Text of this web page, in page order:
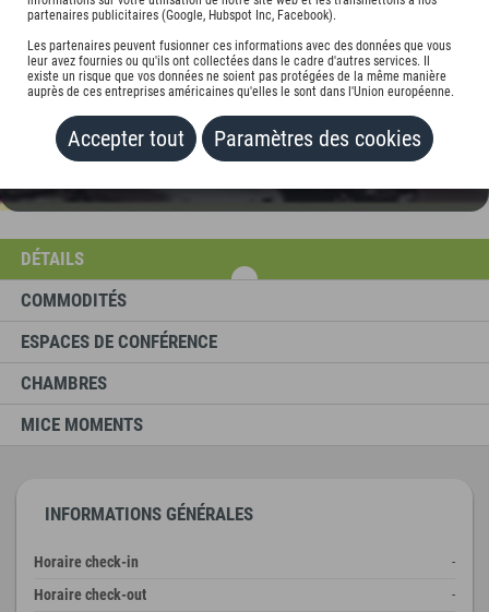
partenaires publicitaires (Google, Hubspot Inc, Facebook).
Les partenaires peuvent fusionner ces informations avec des données que vous
leur avez fournies ou qu'ils ont collectées dans le cadre d'autres services. Il
existe un risque que vos données ne soient pas protégées de la même manière
auprès de ces entreprises américaines qu'elles le sont dans l'Union européenne.
Accepter tout Paramètres des cookies
AJOUTER AU PORTEFEUILLE
DÉTAILS
COMMODITÉS
ESPACES DE CONFÉRENCE
CHAMBRES
MICE MOMENTS
INFORMATIONS GÉNÉRALES
Horaire check-in
-
Horaire check-out
-